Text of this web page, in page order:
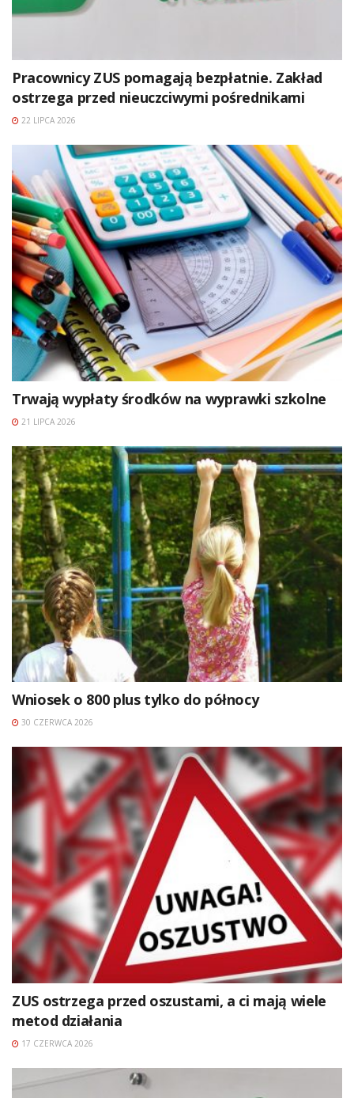
Pracownicy ZUS pomagają bezpłatnie. Zakład
ostrzega przed nieuczciwymi pośrednikami
22 LIPCA 2026
Trwają wypłaty środków na wyprawki szkolne
21 LIPCA 2026
Wniosek o 800 plus tylko do północy
30 CZERWCA 2026
ZUS ostrzega przed oszustami, a ci mają wiele
metod działania
17 CZERWCA 2026